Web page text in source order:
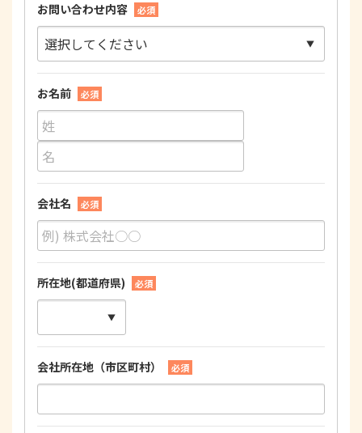
お問い合わせ内容 必須
お名前 必須
会社名 必須
所在地(都道府県) 必須
会社所在地（市区町村） 必須